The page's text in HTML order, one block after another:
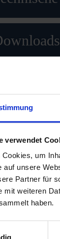
verwendet
um
auf unsere
Partner für
mit weiteren
haben.